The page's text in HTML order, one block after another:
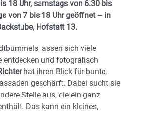
18 Uhr, samstags von 6.30 bis
von 7 bis 18 Uhr geöffnet – in
Hofstatt 13.
lassen sich viele
entdecken und fotografisch
hat ihren Blick für bunte,
geschärft. Dabei sucht sie
Stelle aus, die ein ganz
Das kann ein kleines,